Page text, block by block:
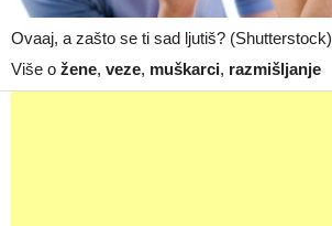
Ovaaj, a zašto se ti sad ljutiš? (Shutterstock)
Više o žene, veze, muškarci, razmišljanje